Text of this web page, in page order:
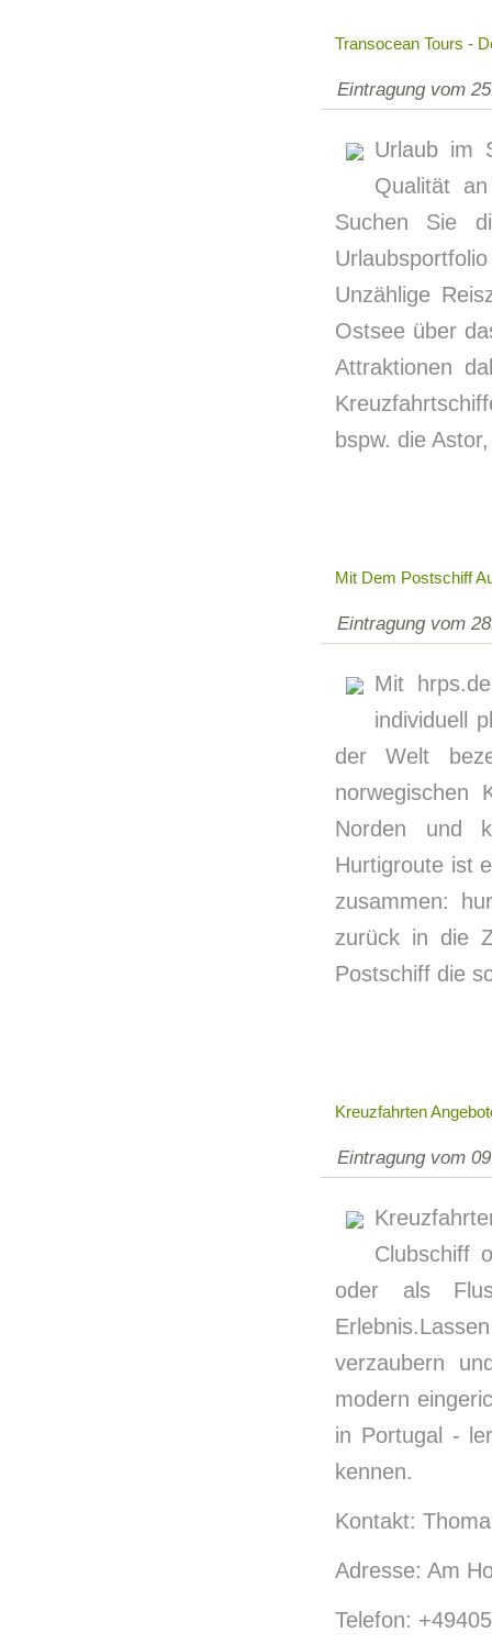
Transocean Tours -
Eintragung vom
Urlaub im
Qualität
Suchen Sie
Unzählige
Ostsee über
Attraktionen
bspw. die
Mit Dem Postschiff
Eintragung vom
Mit
individuell
der Welt
norwegischen
Norden und
Hurtigroute ist
zusammen:
zurück in die
Postschiff die
Kreuzfahrten
Eintragung vom
Clubschiff
oder als
verzaubern
modern
in Portugal -
kennen.
Kontakt:
Adresse: Am
Telefon: